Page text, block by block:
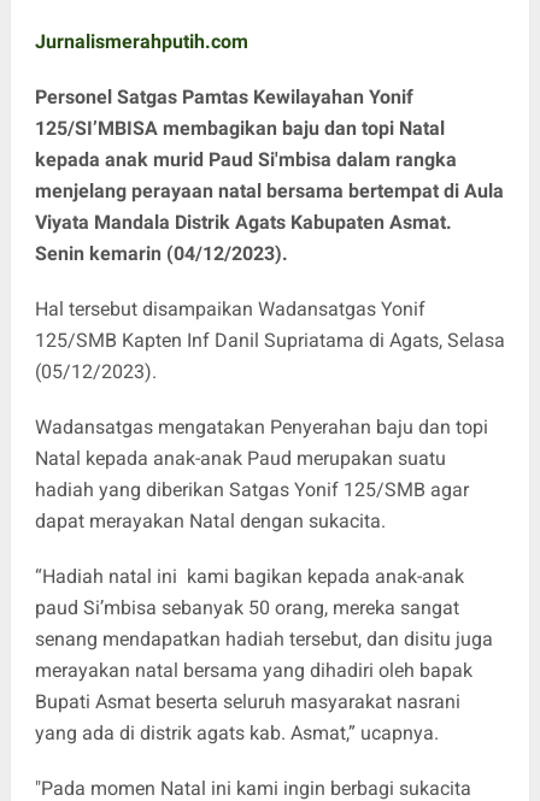
Jurnalismerahputih.com
Personel Satgas Pamtas Kewilayahan Yonif
125/SI’MBISA membagikan baju dan topi Natal
kepada anak murid Paud Si'mbisa dalam rangka
menjelang perayaan natal bersama bertempat di Aula
Viyata Mandala Distrik Agats Kabupaten Asmat.
Senin kemarin (04/12/2023).
Hal tersebut disampaikan Wadansatgas Yonif
125/SMB Kapten Inf Danil Supriatama di Agats, Selasa
(05/12/2023).
Wadansatgas mengatakan Penyerahan baju dan topi
Natal kepada anak-anak Paud merupakan suatu
hadiah yang diberikan Satgas Yonif 125/SMB agar
dapat merayakan Natal dengan sukacita.
“Hadiah natal ini kami bagikan kepada anak-anak
paud Si’mbisa sebanyak 50 orang, mereka sangat
senang mendapatkan hadiah tersebut, dan disitu juga
merayakan natal bersama yang dihadiri oleh bapak
Bupati Asmat beserta seluruh masyarakat nasrani
yang ada di distrik agats kab. Asmat,” ucapnya.
"Pada momen Natal ini kami ingin berbagi sukacita